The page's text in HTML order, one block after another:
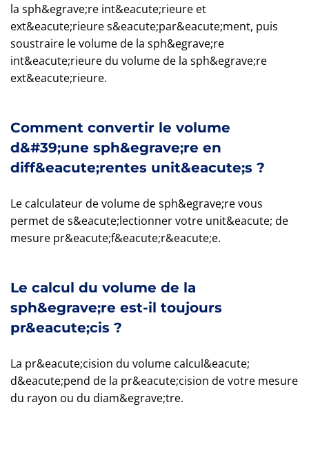
la sph&egrave;re int&eacute;rieure et
ext&eacute;rieure s&eacute;par&eacute;ment, puis
soustraire le volume de la sph&egrave;re
int&eacute;rieure du volume de la sph&egrave;re
ext&eacute;rieure.
Comment convertir le volume
d&#39;une sph&egrave;re en
diff&eacute;rentes unit&eacute;s ?
Le calculateur de volume de sph&egrave;re vous
permet de s&eacute;lectionner votre unit&eacute; de
mesure pr&eacute;f&eacute;r&eacute;e.
Le calcul du volume de la
sph&egrave;re est-il toujours
pr&eacute;cis ?
La pr&eacute;cision du volume calcul&eacute;
d&eacute;pend de la pr&eacute;cision de votre mesure
du rayon ou du diam&egrave;tre.